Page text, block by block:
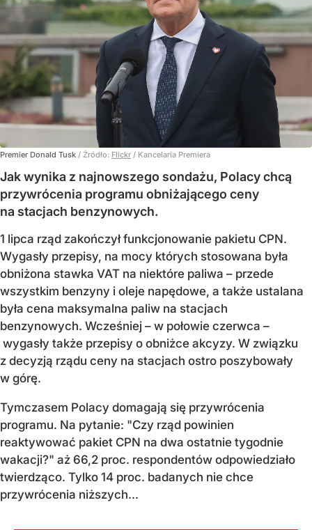
Premier Donald Tusk / Źródło: Flickr / Kancelaria Premiera
Jak wynika z najnowszego sondażu, Polacy chcą
przywrócenia programu obniżającego ceny
na stacjach benzynowych.
1 lipca rząd zakończył funkcjonowanie pakietu CPN.
Wygasły przepisy, na mocy których stosowana była
obniżona stawka VAT na niektóre paliwa – przede
wszystkim benzyny i oleje napędowe, a także ustalana
była cena maksymalna paliw na stacjach
benzynowych. Wcześniej – w połowie czerwca –
wygasły także przepisy o obniżce akcyzy. W związku
z decyzją rządu ceny na stacjach ostro poszybowały
w górę.
Tymczasem Polacy domagają się przywrócenia
programu. Na pytanie: "Czy rząd powinien
reaktywować pakiet CPN na dwa ostatnie tygodnie
wakacji?" aż 66,2 proc. respondentów odpowiedziało
twierdząco. Tylko 14 proc. badanych nie chce
przywrócenia niższych...